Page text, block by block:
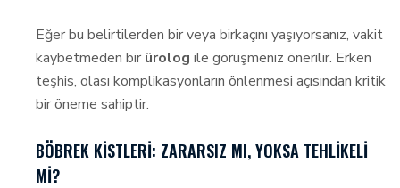
Eğer bu belirtilerden bir veya birkaçını yaşıyorsanız, vakit
kaybetmeden bir ürolog ile görüşmeniz önerilir. Erken
teşhis, olası komplikasyonların önlenmesi açısından kritik
bir öneme sahiptir.
BÖBREK KISTLERI: ZARARSIZ MI, YOKSA TEHLIKELI
MI?